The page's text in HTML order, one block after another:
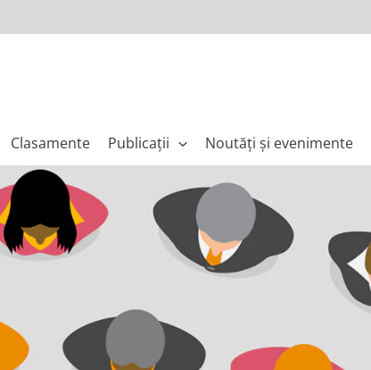
Clasamente Publicaţii Noutăți și evenimente